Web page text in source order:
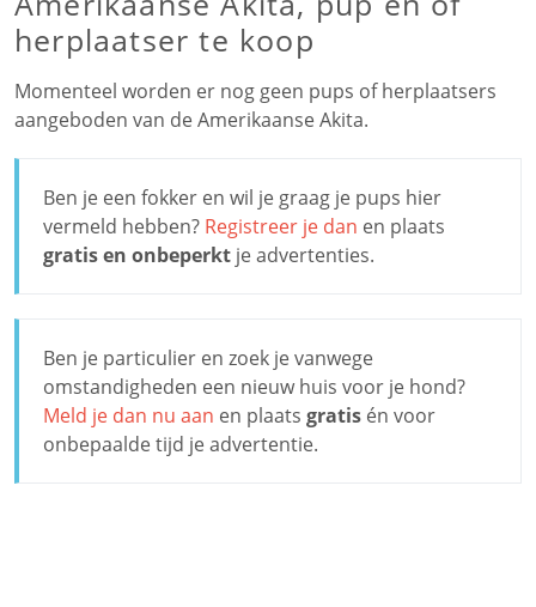
herplaatser te koop
Momenteel worden er nog geen pups of herplaatsers
aangeboden van de Amerikaanse Akita.
Ben je een fokker en wil je graag je pups hier
vermeld hebben? Registreer je dan en plaats
gratis en onbeperkt je advertenties.
Ben je particulier en zoek je vanwege
omstandigheden een nieuw huis voor je hond?
Meld je dan nu aan en plaats gratis én voor
onbepaalde tijd je advertentie.